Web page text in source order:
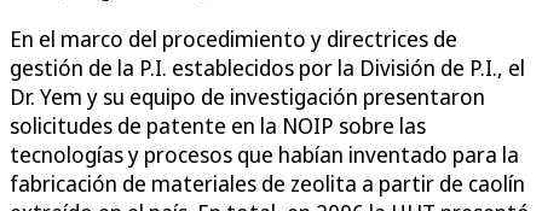
En el marco del procedimiento y directrices de
gestión de la P.I. establecidos por la División de P.I., el
Dr. Yem y su equipo de investigación presentaron
solicitudes de patente en la NOIP sobre las
tecnologías y procesos que habían inventado para la
fabricación de materiales de zeolita a partir de caolín